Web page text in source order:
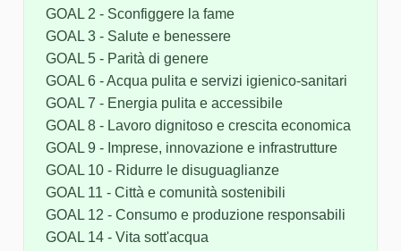
GOAL 2 - Sconfiggere la fame
GOAL 3 - Salute e benessere
GOAL 5 - Parità di genere
GOAL 6 - Acqua pulita e servizi igienico-sanitari
GOAL 7 - Energia pulita e accessibile
GOAL 8 - Lavoro dignitoso e crescita economica
GOAL 9 - Imprese, innovazione e infrastrutture
GOAL 10 - Ridurre le disuguaglianze
GOAL 11 - Città e comunità sostenibili
GOAL 12 - Consumo e produzione responsabili
GOAL 14 - Vita sott'acqua